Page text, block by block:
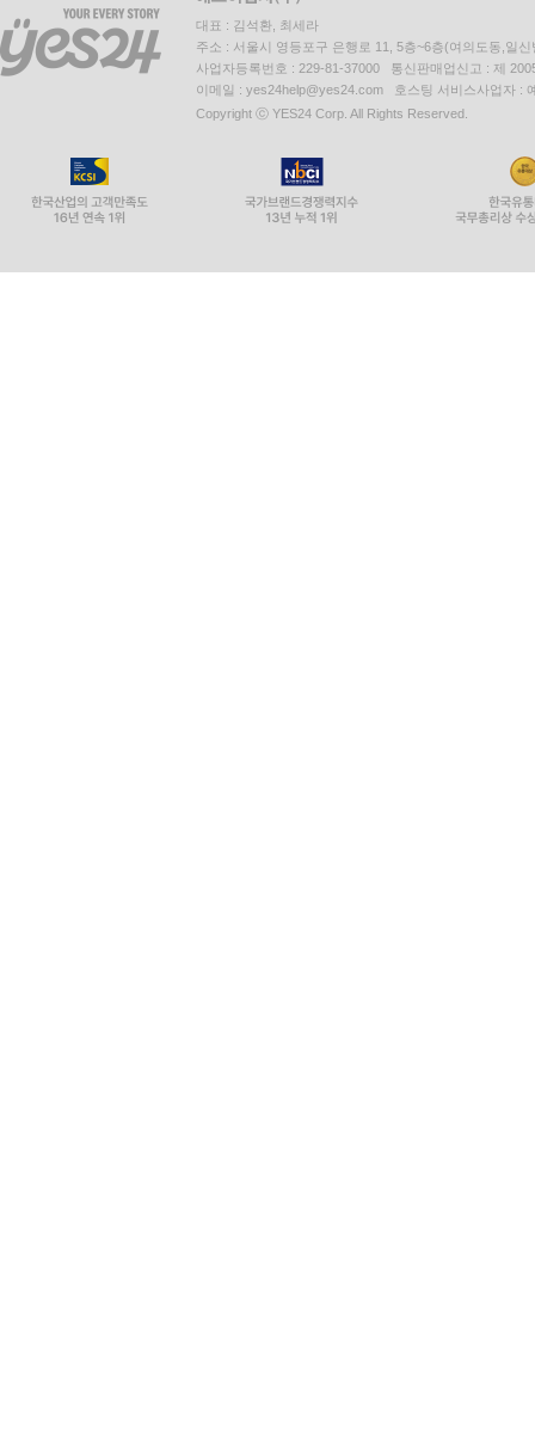
대표 : 김석환, 최세라
주소 : 서울시 영등포구 은행로 11, 5층~6층(여의도동,일신
사업자등록번호 : 229-81-37000 통신판매업신고 : 제
이메일 : yes24help@yes24.com 호스팅 서비스사업자 :
Copyright ⓒ YES24 Corp. All Rights Reserved.